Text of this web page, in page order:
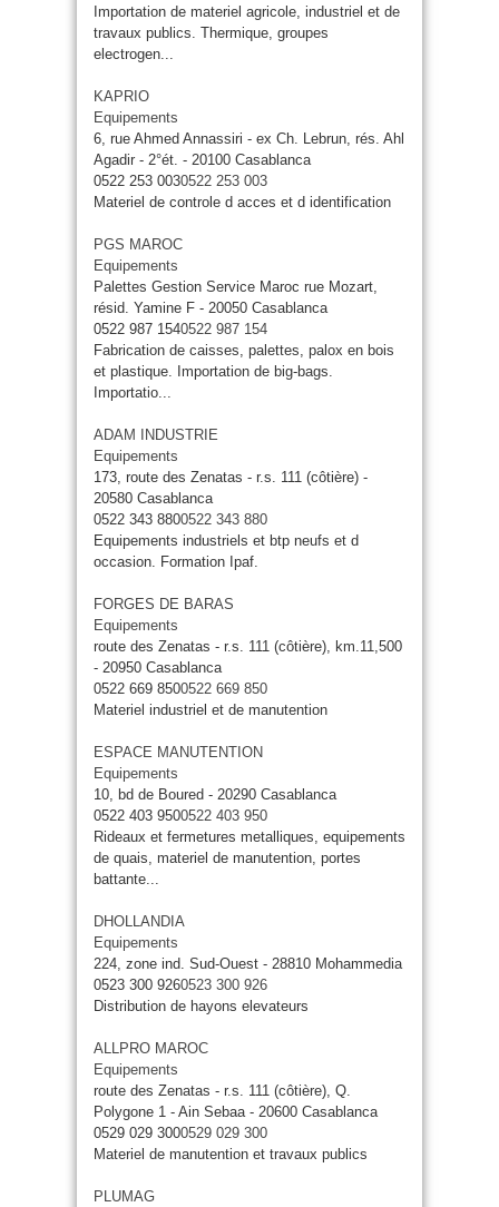
Importation de materiel agricole, industriel et de
travaux publics. Thermique, groupes
electrogen...
KAPRIO
Equipements
6, rue Ahmed Annassiri - ex Ch. Lebrun, rés. Ahl
Agadir - 2°ét. - 20100 Casablanca
0522 253 0030522 253 003
Materiel de controle d acces et d identification
PGS MAROC
Equipements
Palettes Gestion Service Maroc rue Mozart,
résid. Yamine F - 20050 Casablanca
0522 987 1540522 987 154
Fabrication de caisses, palettes, palox en bois
et plastique. Importation de big-bags.
Importatio...
ADAM INDUSTRIE
Equipements
173, route des Zenatas - r.s. 111 (côtière) -
20580 Casablanca
0522 343 8800522 343 880
Equipements industriels et btp neufs et d
occasion. Formation Ipaf.
FORGES DE BARAS
Equipements
route des Zenatas - r.s. 111 (côtière), km.11,500
- 20950 Casablanca
0522 669 8500522 669 850
Materiel industriel et de manutention
ESPACE MANUTENTION
Equipements
10, bd de Boured - 20290 Casablanca
0522 403 9500522 403 950
Rideaux et fermetures metalliques, equipements
de quais, materiel de manutention, portes
battante...
DHOLLANDIA
Equipements
224, zone ind. Sud-Ouest - 28810 Mohammedia
0523 300 9260523 300 926
Distribution de hayons elevateurs
ALLPRO MAROC
Equipements
route des Zenatas - r.s. 111 (côtière), Q.
Polygone 1 - Ain Sebaa - 20600 Casablanca
0529 029 3000529 029 300
Materiel de manutention et travaux publics
PLUMAG